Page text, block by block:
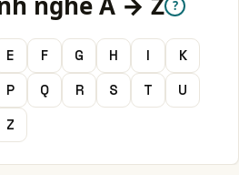
?
E F G H I
K
P Q R S T
U
Z